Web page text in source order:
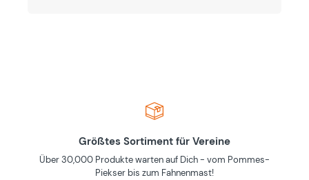
Größtes Sortiment für Vereine
Über 30,000 Produkte warten auf Dich - vom Pommes-
Piekser bis zum Fahnenmast!